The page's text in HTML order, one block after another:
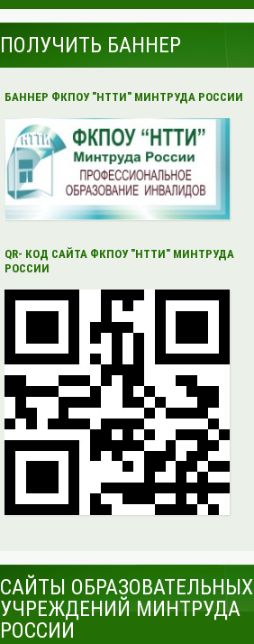
ПОЛУЧИТЬ БАННЕР
БАННЕР ФКПОУ "НТТИ" МИНТРУДА РОССИИ
QR- КОД САЙТА ФКПОУ "НТТИ" МИНТРУДА
РОССИИ
САЙТЫ ОБРАЗОВАТЕЛЬНЫХ
УЧРЕЖДЕНИЙ МИНТРУДА
РОССИИ